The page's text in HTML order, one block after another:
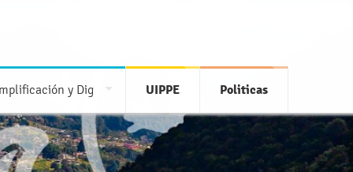
y Dig UIPPE Politicas